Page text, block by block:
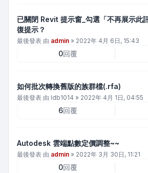
已關閉 Revit 提示窗_勾選「不再展示此
復提示？
最後發表 由 admin » 2022年 4月 6日, 15:43
0回覆
如何批次轉換舊版的族群檔(.rfa)
最後發表 由 ldb1014 » 2022年 4月 1日, 04:55
6回覆
Autodesk 雲端點數定價調整~~
最後發表 由 admin » 2022年 3月 30日, 11:21
0回覆